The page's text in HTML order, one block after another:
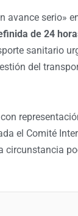
avance serio»
de 24
sanitario
del
el Comité
circunstancia